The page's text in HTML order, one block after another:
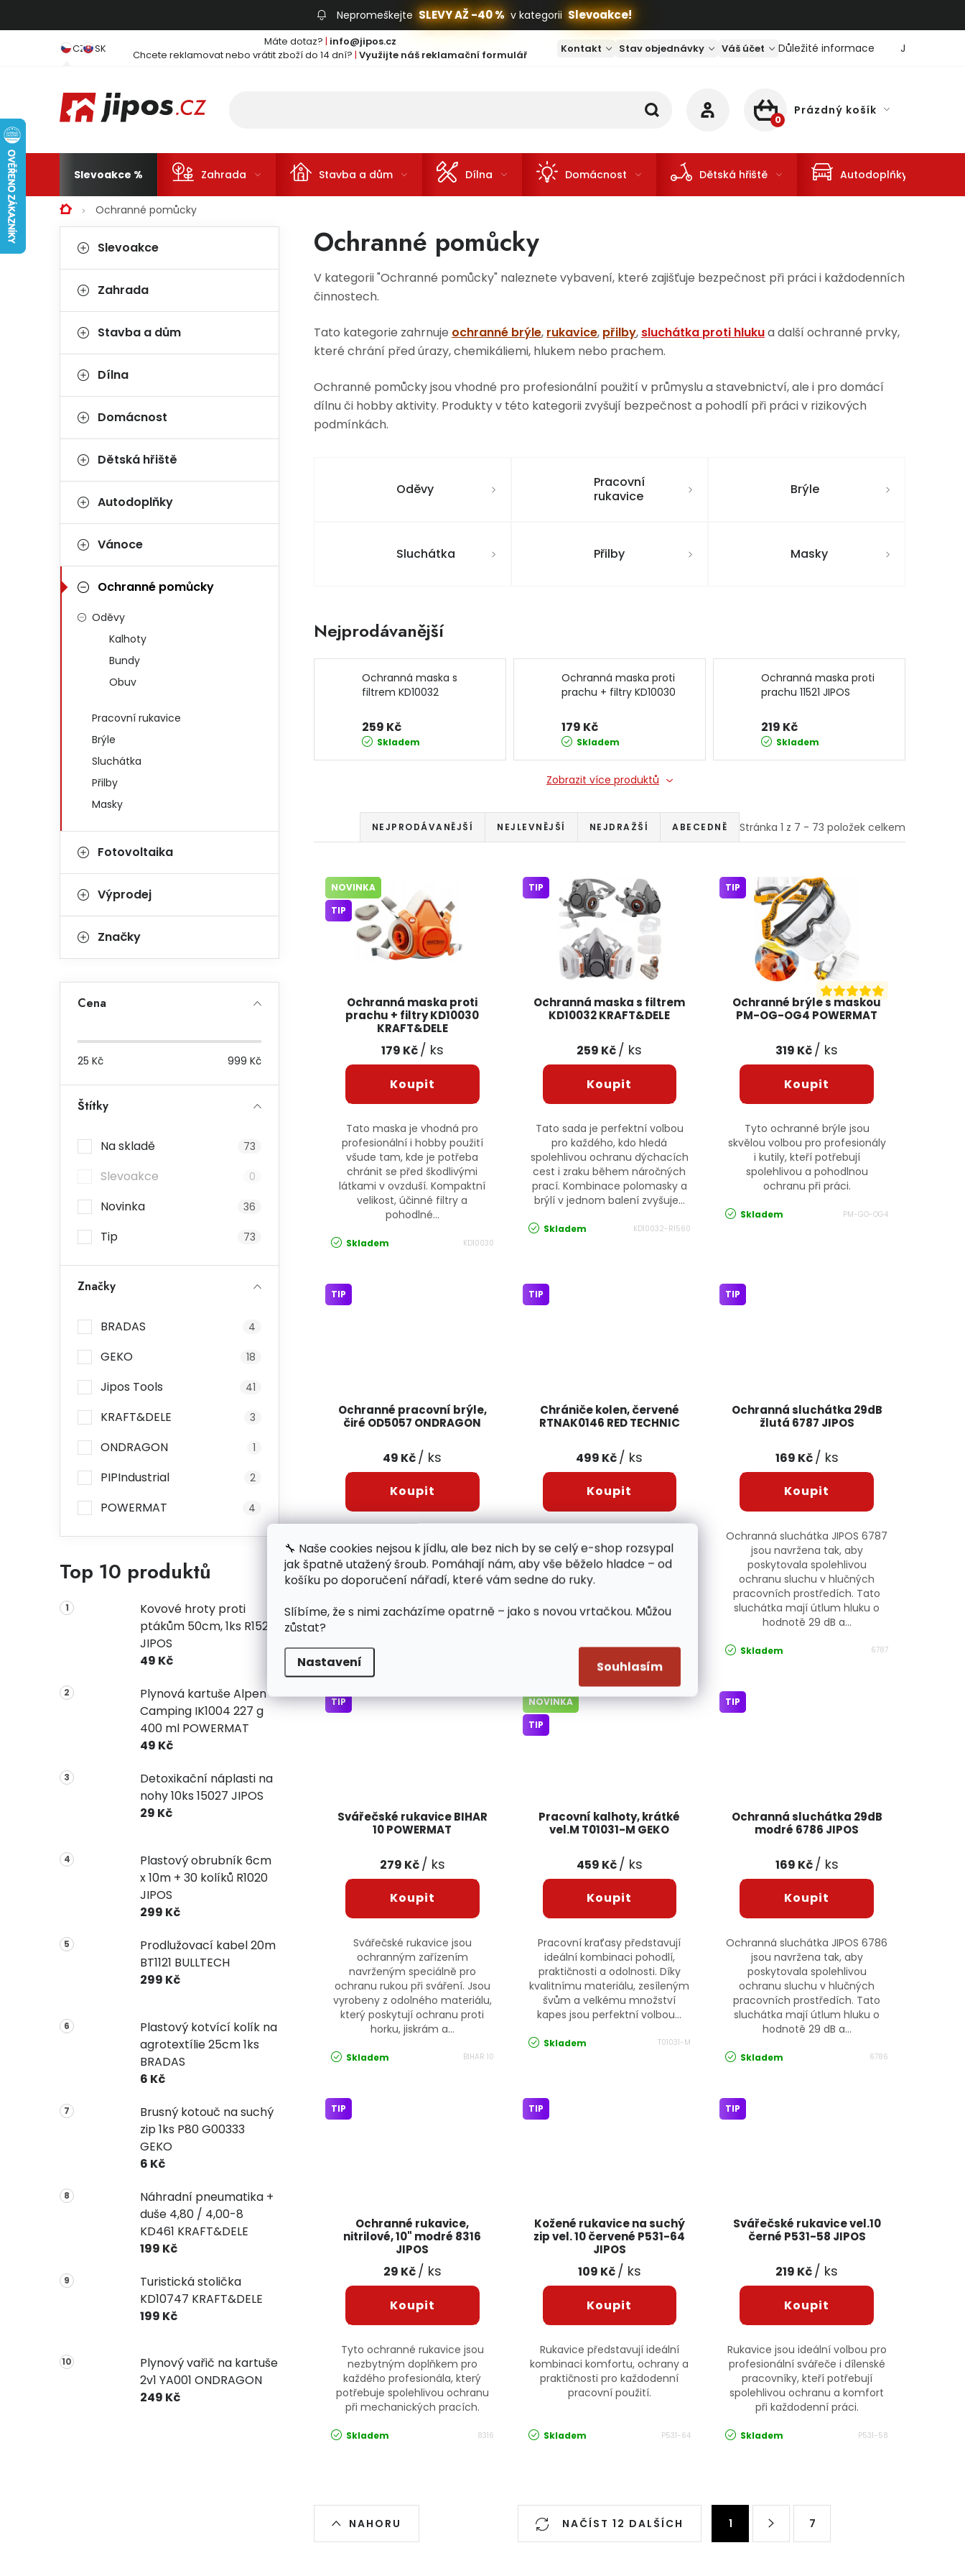
🔧 Naše cookies nejsou k jídlu, ale bez nich by se celý e-shop rozsypal
jak špatně utažený šroub. Pomáhají nám, aby vše běželo hladce – od
košíku po doporučení nářadí, které vám sedne do ruky.
Slíbíme, že s nimi zacházíme opatrně – jako s novou vrtačkou. Můžou
zůstat?
Nastavení Souhlasím
Nepromeškejte SLEVY AŽ -40 % v kategorii Slevoakce!
CZ SK Máte dotaz? | info@jipos.cz
Chcete reklamovat nebo vrátit zboží do 14 dní? | Využijte náš reklamační formulář Kontakt Stav objednávky Váš účet Důležité informace Jaký je
NÁKUPNÍ KOŠÍK
Prázdný košík
Slevoakce Zahrada Stavba a dům Dílna Domácnost Dětská hřiště Autodoplňky
DomůOchranné pomůcky
Postranní panel
Kategorie
Slevoakce
Zahrada
Stavba a dům
Dílna
Domácnost
Dětská hřiště
Autodoplňky
Vánoce
Ochranné pomůcky
Oděvy
Kalhoty
Bundy
Obuv
Pracovní rukavice
Brýle
Sluchátka
Přilby
Masky
Fotovoltaika
Výprodej
Značky
Cena
25 Kč 999 Kč
Štítky
Na skladě 73
Slevoakce 0
Novinka 36
Tip 73
Značky
BRADAS 4
GEKO 18
Jipos Tools 41
KRAFT&DELE 3
ONDRAGON 1
PIPIndustrial 2
POWERMAT 4
Top 10 produktů
Kovové hroty proti
ptákům 50cm, 1ks R1523
JIPOS
49 Kč
Plynová kartuše Alpen
Camping IK1004 227 g
400 ml POWERMAT
49 Kč
Detoxikační náplasti na
nohy 10ks 15027 JIPOS
29 Kč
Plastový obrubník 6cm
x 10m + 30 kolíků R1020
JIPOS
299 Kč
Prodlužovací kabel 20m
BT1121 BULLTECH
299 Kč
Plastový kotvící kolík na
agrotextílie 25cm 1ks
BRADAS
6 Kč
Brusný kotouč na suchý
zip 1ks P80 G00333
GEKO
6 Kč
Náhradní pneumatika +
duše 4,80 / 4,00-8
KD461 KRAFT&DELE
199 Kč
Turistická stolička
KD10747 KRAFT&DELE
199 Kč
Plynový vařič na kartuše
2v1 YA001 ONDRAGON
249 Kč
Ochranné pomůcky
V kategorii "Ochranné pomůcky" naleznete vybavení, které zajišťuje bezpečnost při práci i každodenních
činnostech.
Tato kategorie zahrnuje ochranné brýle, rukavice, přilby, sluchátka proti hlukua další ochranné prvky,
které chrání před úrazy, chemikáliemi, hlukem nebo prachem.
Ochranné pomůcky jsou vhodné pro profesionální použití v průmyslu a stavebnictví, ale i pro domácí
dílnu či hobby aktivity. Produkty v této kategorii zvyšují bezpečnost a pohodlí při práci v rizikových
podmínkách.
Oděvy
Pracovní
rukavice
Brýle
Sluchátka Přilby Masky
Nejprodávanější
Ochranná maska s
filtrem KD10032
259 Kč
Skladem
Ochranná maska proti
prachu + filtry KD10030
179 Kč
Skladem
Ochranná maska proti
prachu 11521 JIPOS
219 Kč
Skladem
Zobrazit více produktů
Stránka 1 z 7 - 73 položek celkem
Řazení produktů
NEJPRODÁVANĚJŠÍ NEJLEVNĚJŠÍ NEJDRAŽŠÍ ABECEDNĚ
Výpis produktů
Ochranná maska proti
prachu + filtry KD10030
KRAFT&DELE
NOVINKA
TIP
179 Kč/ ks
Tato maska je vhodná pro
profesionální i hobby použití
všude tam, kde je potřeba
chránit se před škodlivými
látkami v ovzduší. Kompaktní
velikost, účinné filtry a
pohodlné...
Skladem KD10030
Ochranná maska s filtrem
KD10032 KRAFT&DELE
TIP
259 Kč/ ks
Tato sada je perfektní volbou
pro každého, kdo hledá
spolehlivou ochranu dýchacích
cest i zraku během náročných
prací. Kombinace polomasky a
brýlí v jednom balení zvyšuje...
Skladem KD10032-R1560
Ochranné brýle s maskou
PM-OG-OG4 POWERMAT
TIP
319 Kč/ ks
Tyto ochranné brýle jsou
skvělou volbou pro profesionály
i kutily, kteří potřebují
spolehlivou a pohodlnou
ochranu při práci.
Skladem PM-GO-OG4
Ochranné pracovní brýle,
čiré OD5057 ONDRAGON
TIP
49 Kč/ ks
ONDRAGON kombinují moderní
vzhled s vysokou úrovní
bezpečnosti a pohodlí. Jsou
spektrum použití – od dílny až
Skladem
Chrániče kolen, červené
RTNAK0146 RED TECHNIC
TIP
499 Kč/ ks
RTNAK0146 spojují robustní
ochranu s maximálním
komfortem. Ideální pro všechny
kteří chtějí chránit svá kolena
Skladem RTNAK0146
Ochranná sluchátka 29dB
žlutá 6787 JIPOS
TIP
169 Kč/ ks
Ochranná sluchátka JIPOS 6787
jsou navržena tak, aby
poskytovala spolehlivou
ochranu sluchu v hlučných
pracovních prostředích. Tato
sluchátka mají útlum hluku o
hodnotě 29 dB a...
Skladem 6787
Svářečské rukavice BIHAR
10 POWERMAT
TIP
279 Kč/ ks
Svářečské rukavice jsou
ochranným zařízením
navrženým speciálně pro
ochranu rukou při sváření. Jsou
vyrobeny z odolného materiálu,
který poskytují ochranu proti
horku, jiskrám a...
Skladem BIHAR 10
Pracovní kalhoty, krátké
vel.M T01031-M GEKO
NOVINKA
TIP
459 Kč/ ks
Pracovní kraťasy představují
ideální kombinaci pohodlí,
praktičnosti a odolnosti. Díky
kvalitnímu materiálu, zesíleným
švům a velkému množství
kapes jsou perfektní volbou...
Skladem T01031-M
Ochranná sluchátka 29dB
modré 6786 JIPOS
TIP
169 Kč/ ks
Ochranná sluchátka JIPOS 6786
jsou navržena tak, aby
poskytovala spolehlivou
ochranu sluchu v hlučných
pracovních prostředích. Tato
sluchátka mají útlum hluku o
hodnotě 29 dB a...
Skladem 6786
Ochranné rukavice,
nitrilové, 10" modré 8316
JIPOS
TIP
29 Kč/ ks
Tyto ochranné rukavice jsou
nezbytným doplňkem pro
každého profesionála, který
potřebuje spolehlivou ochranu
při mechanických pracích.
Skladem 8316
Kožené rukavice na suchý
zip vel. 10 červené P531-64
JIPOS
TIP
109 Kč/ ks
Rukavice představují ideální
kombinaci komfortu, ochrany a
praktičnosti pro každodenní
pracovní použití.
Skladem P531-64
Svářečské rukavice vel.10
černé P531-58 JIPOS
TIP
219 Kč/ ks
Rukavice jsou ideální volbou pro
profesionální svářeče i dílenské
pracovníky, kteří potřebují
spolehlivou ochranu a komfort
při každodenní práci.
Skladem P531-58
Ovládací prvky výpisu NAČÍST 12 DALŠÍCH Stránkování
1 7
NAHORU